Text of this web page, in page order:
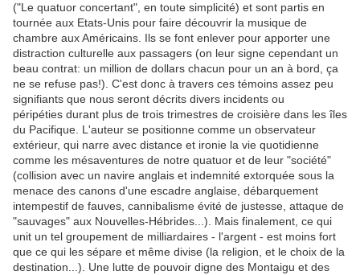
("Le quatuor concertant", en toute simplicité) et sont partis en
tournée aux Etats-Unis pour faire découvrir la musique de
chambre aux Américains. Ils se font enlever pour apporter une
distraction culturelle aux passagers (on leur signe cependant un
beau contrat: un million de dollars chacun pour un an à bord, ça
ne se refuse pas!). C'est donc à travers ces témoins assez peu
signifiants que nous seront décrits divers incidents ou
péripéties durant plus de trois trimestres de croisière dans les îles
du Pacifique. L'auteur se positionne comme un observateur
extérieur, qui narre avec distance et ironie la vie quotidienne
comme les mésaventures de notre quatuor et de leur "société"
(collision avec un navire anglais et indemnité extorquée sous la
menace des canons d'une escadre anglaise, débarquement
intempestif de fauves, cannibalisme évité de justesse, attaque de
"sauvages" aux Nouvelles-Hébrides...). Mais finalement, ce qui
unit un tel groupement de milliardaires - l'argent - est moins fort
que ce qui les sépare et même divise (la religion, et le choix de la
destination...). Une lutte de pouvoir digne des Montaigu et des